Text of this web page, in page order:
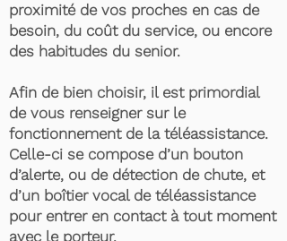
proximité de vos proches en cas de
besoin, du coût du service, ou encore
des habitudes du senior.
Afin de bien choisir, il est primordial
de vous renseigner sur le
fonctionnement de la téléassistance.
Celle-ci se compose d’un bouton
d’alerte, ou de détection de chute, et
d’un boîtier vocal de téléassistance
pour entrer en contact à tout moment
avec le porteur.